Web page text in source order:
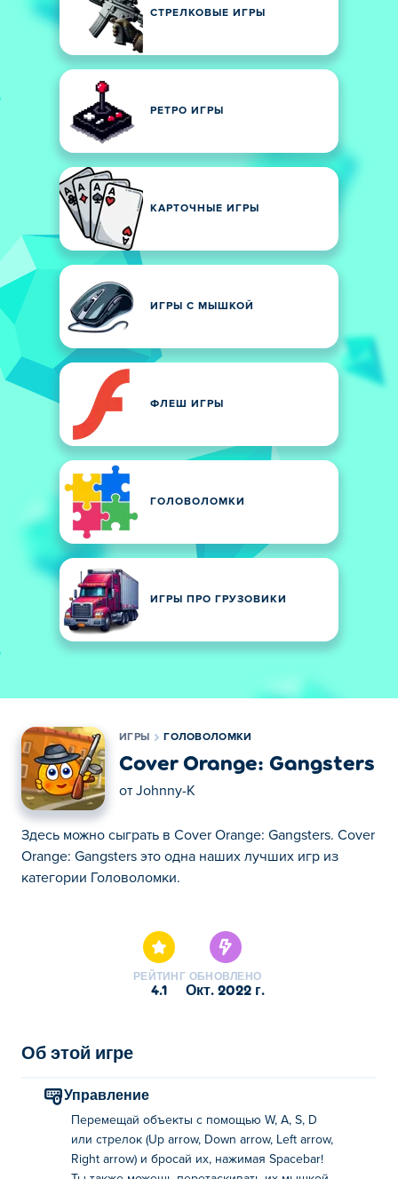
СТРЕЛКОВЫЕ ИГРЫ
РЕТРО ИГРЫ
КАРТОЧНЫЕ ИГРЫ
ИГРЫ С МЫШКОЙ
ФЛЕШ ИГРЫ
ГОЛОВОЛОМКИ
ИГРЫ ПРО ГРУЗОВИКИ
ИГРЫ ГОЛОВОЛОМКИ
Cover Orange: Gangsters
от Johnny-K
Здесь можно сыграть в Cover Orange: Gangsters. Cover
Orange: Gangsters это одна наших лучших игр из
категории Головоломки.
категории Головоломки.
РЕЙТИНГ
4.1
ОБНОВЛЕНО
окт. 2022 г.
Об этой игре
Управление
Перемещай объекты с помощью W, A, S, D
или стрелок (Up arrow, Down arrow, Left arrow,
Right arrow) и бросай их, нажимая Spacebar!